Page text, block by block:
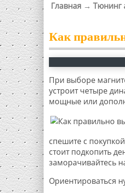
ВЫ ЗДЕСЬ
Главная → Тюнинг
Как
При выборе
устроит четыре
мощные или
спешите с
стоит подкопить
заморачивайтесь
Ориентироваться